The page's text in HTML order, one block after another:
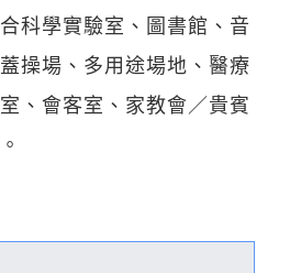
科學實驗室、圖書館、音
操場、多用途場地、醫療
、會客室、家教會／貴賓